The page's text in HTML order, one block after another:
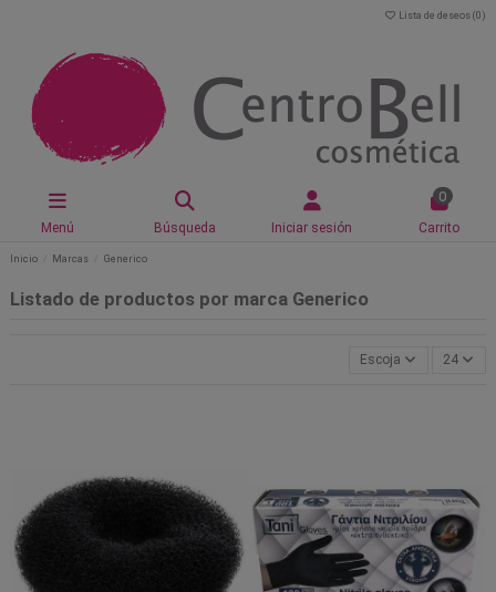
Lista de deseos (0 )
Menú Búsqueda Iniciar sesión
0
Carrito
Inicio Marcas Generico
Listado de productos por marca Generico
Escoja 24